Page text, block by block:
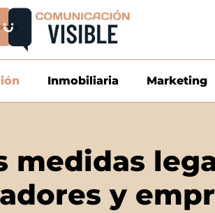
Inmobiliaria Marketing
y